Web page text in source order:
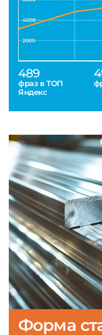
489
фраз в ТОП
Яндекс
Форма